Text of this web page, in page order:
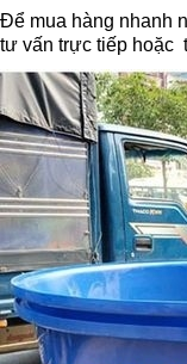
Để mua hàng nhanh
tư vấn trực tiếp hoặc